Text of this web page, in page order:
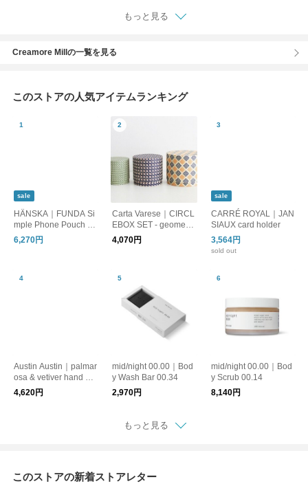
もっと見る
Creamore Millの一覧を見る
このストアの人気アイテムランキング
sale
HÄNSKA｜FUNDA Si
mple Phone Pouch M
esh
6,270円
Carta Varese｜CIRCL
EBOX SET - geometri
c pattern
4,070円
sale
CARRÉ ROYAL｜JAN
SIAUX card holder
3,564円
sold out
Austin Austin｜palmar
osa & vetiver hand cre
am 50ml
4,620円
mid/night 00.00｜Bod
y Wash Bar 00.34
2,970円
mid/night 00.00｜Bod
y Scrub 00.14
8,140円
もっと見る
このストアの新着ストアレター